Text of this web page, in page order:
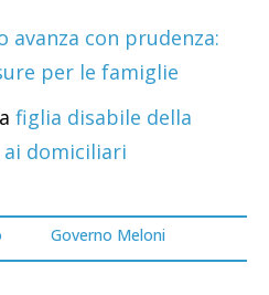
avanza con prudenza:
per le famiglie
figlia disabile della
ai domiciliari
Governo Meloni